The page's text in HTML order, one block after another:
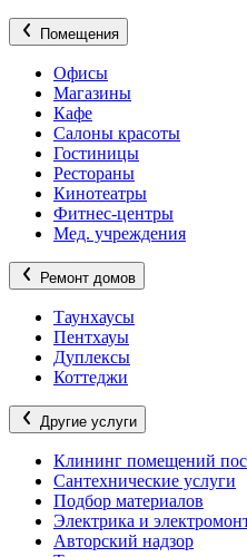
Помещения
Офисы
Магазины
Кафе
Салоны красоты
Гостиницы
Рестораны
Кинотеатры
Фитнес-центры
Мед. учреждения
Ремонт домов
Таунхаусы
Пентхауы
Дуплексы
Коттеджи
Другие услуги
Клининг помещений
Сантехнические услуги
Подбор материалов
Электрика и
Авторский надзор